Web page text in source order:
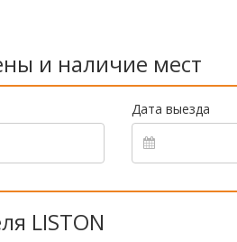
и наличие мест
Дата выезда
LISTON